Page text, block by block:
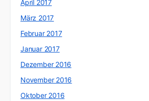
April 2017
März 2017
Februar 2017
Januar 2017
Dezember 2016
November 2016
Oktober 2016